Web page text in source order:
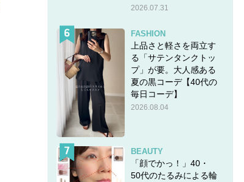
2026.07.31
FASHION
上品さと軽さを両立す
る「サテンタンクトッ
プ」が要。大人感ある
夏の黒コーデ【40代の
毎日コーデ】
2026.08.04
BEAUTY
「顔でかっ！」40・
50代のたるみによる輪